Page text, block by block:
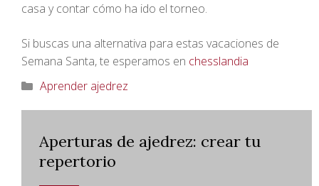
casa y contar cómo ha ido el torneo.
Si buscas una alternativa para estas vacaciones de
Semana Santa, te esperamos en chesslandia
Categorías
Aprender ajedrez
Aperturas de ajedrez: crear tu
repertorio